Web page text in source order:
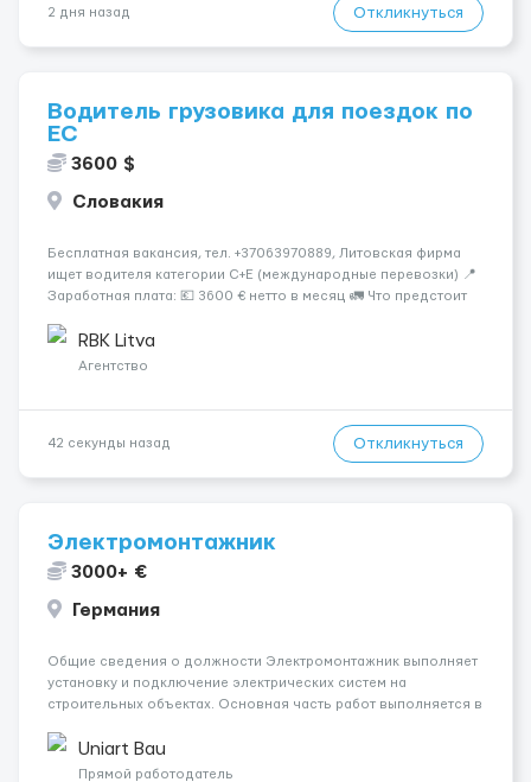
2 дня назад Откликнуться
Водитель грузовика для поездок по
ЕС
3600 $
Словакия
Бесплатная вакансия, тел. +37063970889, Литовская фирма
ищет водителя категории C+E (международные перевозки) 📍
Заработная плата: 💶 3600 € нетто в месяц 🚛 Что предстоит
рефрижераторах. В среднем 400–500 км в день. Погрузки и
разгрузки...
RBK Litva
Агентство
42 секунды назад Откликнуться
Электромонтажник
3000+ €
Германия
Общие сведения о должности Электромонтажник выполняет
установку и подключение электрических систем на
строительных объектах. Основная часть работ выполняется в
делаем только для профессионалов с доказательным
портфолио Обязанности ...
Uniart Bau
Прямой работодатель